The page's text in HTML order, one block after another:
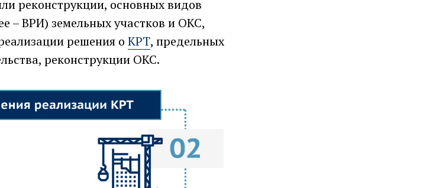
реконструкции, основных видов
– ВРИ) земельных участков и ОКС,
решения о КРТ, предельных
реконструкции ОКС.